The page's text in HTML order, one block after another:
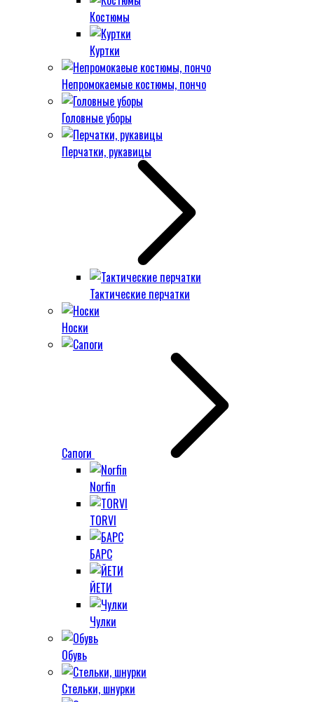
Костюмы
Куртки
Непромокаемые костюмы, пончо
Головные уборы
Перчатки, рукавицы
Тактические перчатки
Носки
Сапоги
Norfin
TORVI
БАРС
ЙЕТИ
Чулки
Обувь
Стельки, шнурки